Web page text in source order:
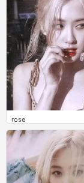
rose
1